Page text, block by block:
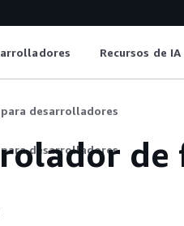
Recursos de IA
para desarrolladores
para desarrolladoresde